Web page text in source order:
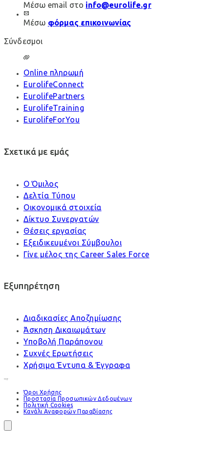
Μέσω email στο info@eurolife.gr
Μέσω φόρμας επικοινωνίας
Σύνδεσμοι
Online πληρωμή
EurolifeConnect
EurolifePartners
EurolifeTraining
EurolifeForYou
Σχετικά με εμάς
Ο Όμιλος
Δελτία Τύπου
Οικονομικά στοιχεία
Δίκτυο Συνεργατών
Θέσεις εργασίας
Εξειδικευμένοι Σύμβουλοι
Γίνε μέλος της Career Sales Force
Εξυπηρέτηση
Διαδικασίες Αποζημίωσης
Άσκηση Δικαιωμάτων
Υποβολή Παράπονου
Συχνές Ερωτήσεις
Χρήσιμα Έντυπα & Έγγραφα
Όροι Χρήσης
Προστασία Προσωπικών Δεδομένων
Πολιτική Cookies
Κανάλι Αναφορών Παραβίασης